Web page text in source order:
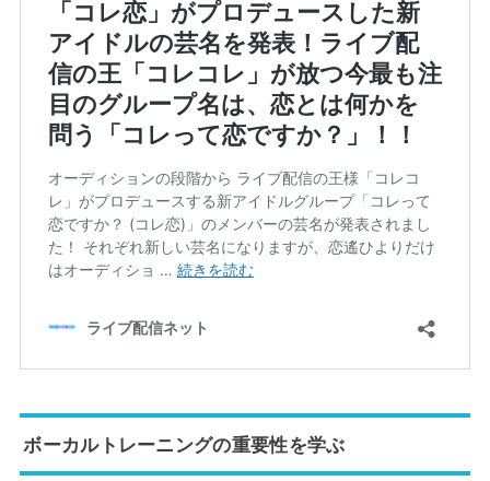
ボーカルトレーニングの重要性を学ぶ